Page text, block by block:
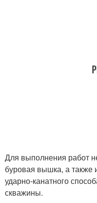
Для выполнения работ
буровая вышка, а также
ударно-канатного
скважины.